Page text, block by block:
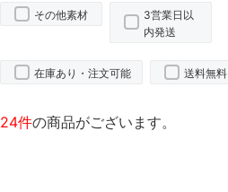
その他素材
3営業日以
内発送
在庫あり・注文可能 送料無料
24件の商品がございます。